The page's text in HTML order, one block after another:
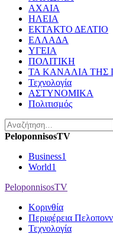
ΑΧΑΙΑ
ΗΛΕΙΑ
ΕΚΤΑΚΤΟ ΔΕΛΤΙΟ
ΕΛΛΑΔΑ
ΥΓΕΙΑ
ΠΟΛΙΤΙΚΗ
ΤΑ ΚΑΝΑΛΙΑ
Τεχνολογία
ΑΣΤΥΝΟΜΙΚΑ
Πολιτισμός
Αναζήτηση
για:
PeloponnisosTV
Business1
World1
PeloponnisosTV
Κορινθία
Περιφέρεια
Τεχνολογία